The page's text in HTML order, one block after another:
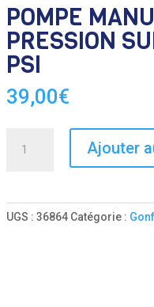
POMPE
PRESSION
PSI
39,00€
Ajouter
UGS :36864 Catégorie :